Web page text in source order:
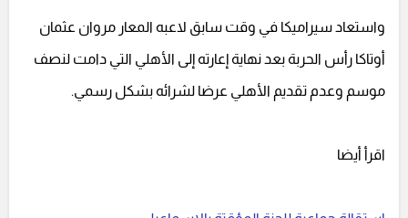
واستعاد سيراميكا في وقت سابق لاعبه المعار مروان عثمان
أوتاكا رأس الحربة بعد نهاية إعارته إلى الأهلي التي دامت لنصف
موسم وعدم تقديم الأهلي عرضا لشرائه بشكل رسمي.
اقرأ أيضا